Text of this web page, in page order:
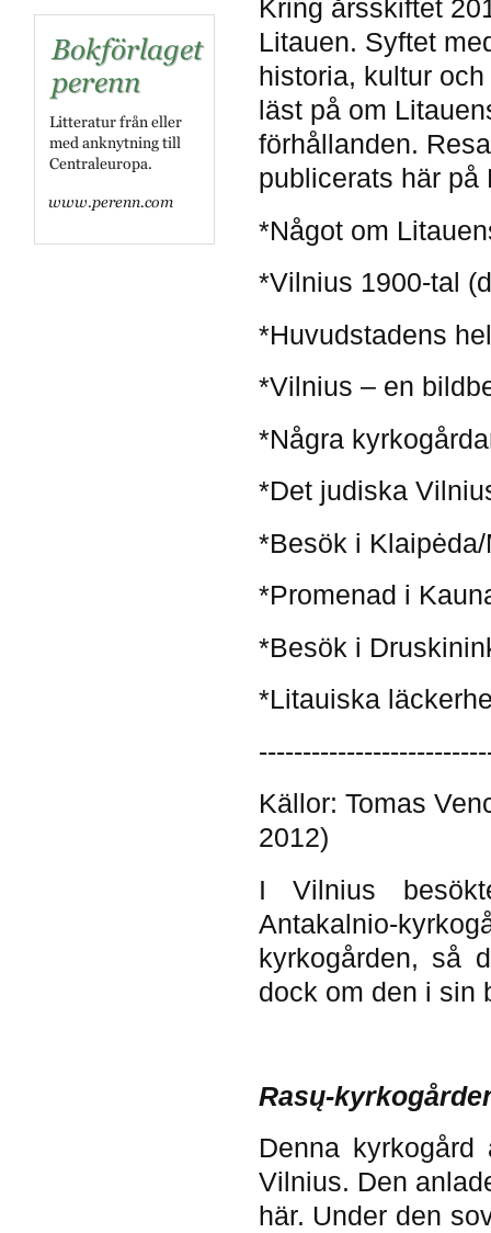
Kring årsskiftet
Litauen. Syftet
historia, kultur
läst på om
förhållanden.
publicerats här på
*Något om
*Vilnius 1900-tal
*Huvudstadens
*Vilnius – en
*Några
*Det judiska
*Besök i
*Promenad i
*Besök i
*Litauiska
Källor: Tomas
2012)
I Vilnius
Antakalnio-
kyrkogården, så
dock om den i sin
Rasų-
Denna
Vilnius. Den
här. Under den